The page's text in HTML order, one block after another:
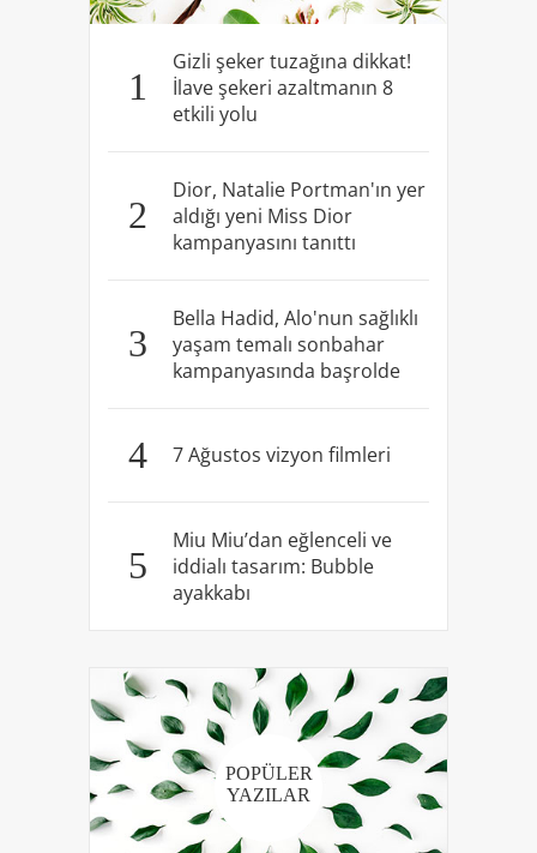
1
Gizli şeker tuzağına dikkat!
İlave şekeri azaltmanın 8
etkili yolu
2
Dior, Natalie Portman'ın yer
aldığı yeni Miss Dior
kampanyasını tanıttı
3
Bella Hadid, Alo'nun sağlıklı
yaşam temalı sonbahar
kampanyasında başrolde
4 7 Ağustos vizyon filmleri
5
Miu Miu’dan eğlenceli ve
iddialı tasarım: Bubble
ayakkabı
POPÜLER
YAZILAR